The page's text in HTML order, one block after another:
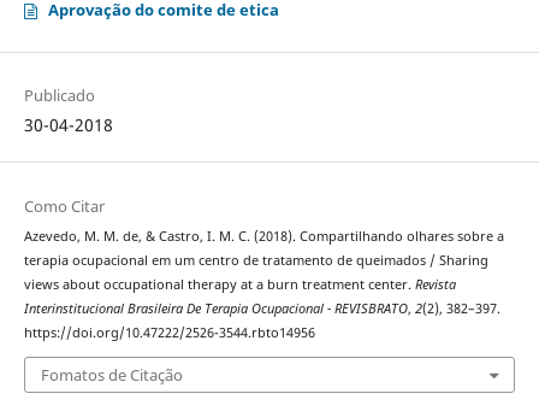
Aprovação do comite de etica
Publicado
30-04-2018
Como Citar
Azevedo, M. M. de, & Castro, I. M. C. (2018). Compartilhando olhares sobre a
terapia ocupacional em um centro de tratamento de queimados / Sharing
views about occupational therapy at a burn treatment center. Revista
Interinstitucional Brasileira De Terapia Ocupacional - REVISBRATO, 2(2), 382–397.
https://doi.org/10.47222/2526-3544.rbto14956
Fomatos de Citação